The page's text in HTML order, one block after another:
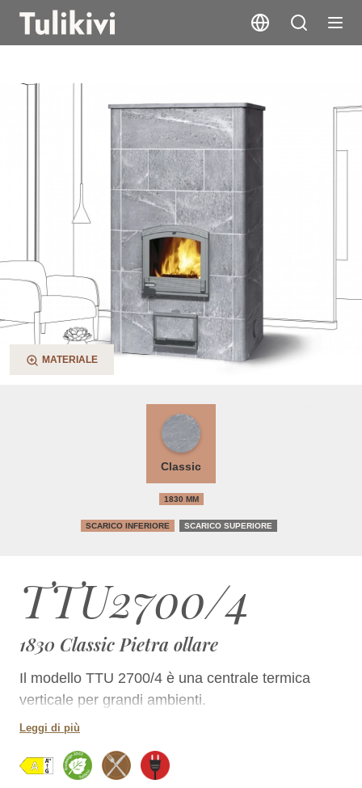
TTU2700/4
MATERIALE
TTU2700/4
1830 Classic Pietra ollare
Il modello TTU 2700/4 è una centrale termica
verticale per grandi ambienti.
Leggi di più
Classic
1830 MM
SCARICO INFERIORE SCARICO SUPERIORE